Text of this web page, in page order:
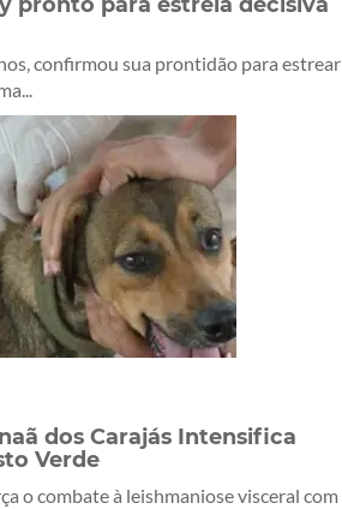
confirmou sua prontidão para estrear
dos Carajás Intensifica
Verde
o combate à leishmaniose visceral com